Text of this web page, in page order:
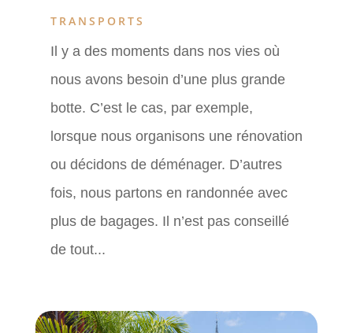
TRANSPORTS
Il y a des moments dans nos vies où
nous avons besoin d’une plus grande
botte. C’est le cas, par exemple,
lorsque nous organisons une rénovation
ou décidons de déménager. D’autres
fois, nous partons en randonnée avec
plus de bagages. Il n’est pas conseillé
de tout...